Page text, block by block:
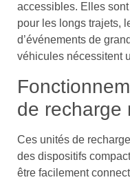
accessibles. Elles
pour les longs trajets,
d’événements de
véhicules nécessitent
de recharge
Ces unités de
des dispositifs
être facilement